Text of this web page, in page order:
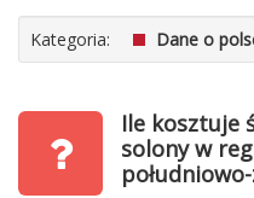
Kategoria: Dane o
Ile kosztuje
solony w